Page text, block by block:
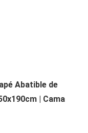
Abatible de
| Cama